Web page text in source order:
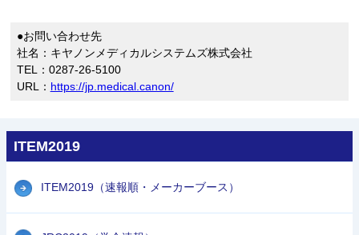
●お問い合わせ先
社名：キヤノンメディカルシステムズ株式会社
TEL：0287-26-5100
URL： https://jp.medical.canon/
ITEM2019
ITEM2019（速報順・メーカーブース）